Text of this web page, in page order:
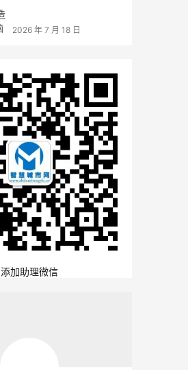
2026 年 7 月 18 日
添加助理微信